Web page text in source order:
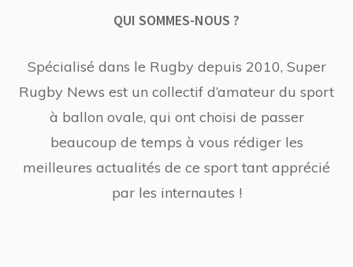
QUI SOMMES-NOUS ?
Spécialisé dans le Rugby depuis 2010, Super
Rugby News est un collectif d’amateur du sport
à ballon ovale, qui ont choisi de passer
beaucoup de temps à vous rédiger les
meilleures actualités de ce sport tant apprécié
par les internautes !